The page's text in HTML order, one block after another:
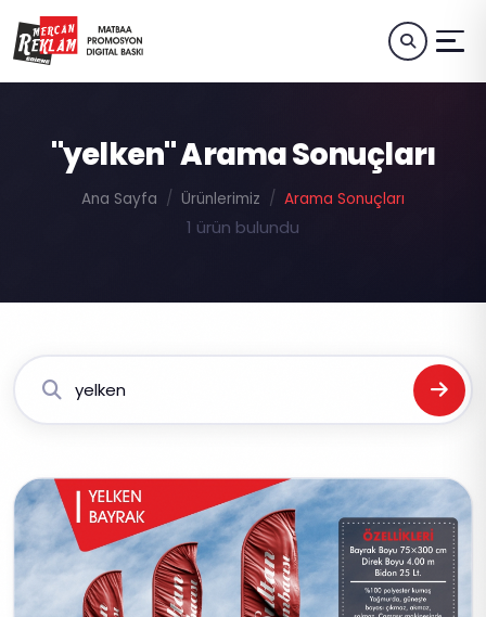
"yelken" Arama Sonuçları
Ana Sayfa Ürünlerimiz Arama Sonuçları
1 ürün bulundu